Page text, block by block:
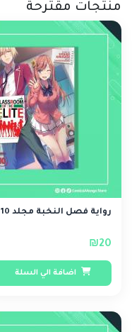
منتجات مقترحة
رواية فصل النخبة مجلد 10
₪20
اضافة الي السلة